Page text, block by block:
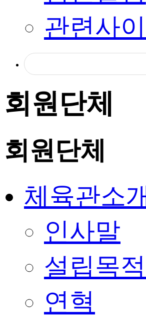
관련사
회원단체
회원단체
체육관소
인사말
설립목
연혁